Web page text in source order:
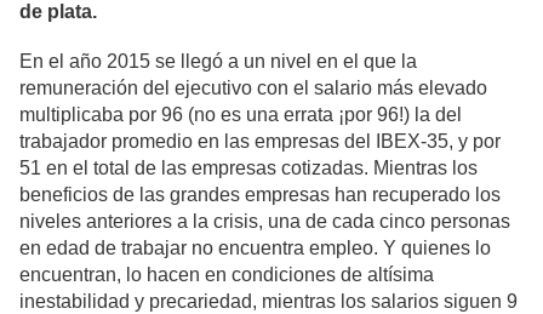
de plata.
En el año 2015 se llegó a un nivel en el que la
remuneración del ejecutivo con el salario más elevado
multiplicaba por 96 (no es una errata ¡por 96!) la del
trabajador promedio en las empresas del IBEX-35, y por
51 en el total de las empresas cotizadas. Mientras los
beneficios de las grandes empresas han recuperado los
niveles anteriores a la crisis, una de cada cinco personas
en edad de trabajar no encuentra empleo. Y quienes lo
encuentran, lo hacen en condiciones de altísima
inestabilidad y precariedad, mientras los salarios siguen 9